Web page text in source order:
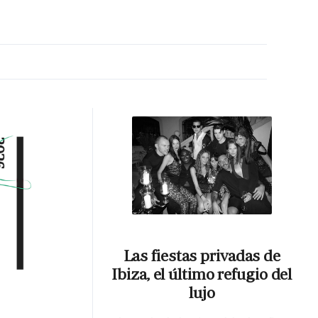
Las fiestas privadas de
Ibiza, el último refugio del
lujo